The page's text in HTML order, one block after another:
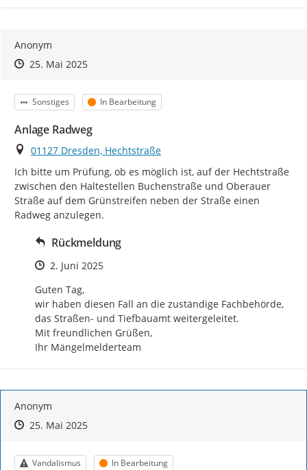
Anonym
Zeitpunkt des Erstellens
Zeitpunkt des Erstellens
25. Mai 2025Zur Äußerung
Kategorie
Sonstiges Status
In Bearbeitung
Anlage Radweg
Ort
01127 Dresden, Hechtstraße
Ich bitte um Prüfung, ob es möglich ist, auf der Hechtstraße
zwischen den Haltestellen Buchenstraße und Oberauer
Straße auf dem Grünstreifen neben der Straße einen
Radweg anzulegen.
Rückmeldung
Zeitpunkt des Erstellens
2. Juni 2025
Guten Tag,
wir haben diesen Fall an die zuständige Fachbehörde,
das Straßen- und Tiefbauamt weitergeleitet.
Mit freundlichen Grüßen,
Ihr Mängelmelderteam
Anonym
Zeitpunkt des Erstellens
Zeitpunkt des Erstellens
25. Mai 2025Zur Äußerung
Kategorie
Vandalismus Status
In Bearbeitung